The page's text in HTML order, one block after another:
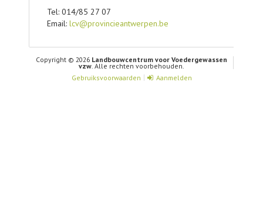
Tel: 014/85 27 07
Email: lcv@provincieantwerpen.be
Copyright © 2026 Landbouwcentrum voor Voedergewassen
vzw. Alle rechten voorbehouden.
Gebruiksvoorwaarden
Aanmelden